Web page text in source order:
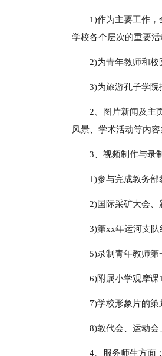
1)作为主要工作
学校各个层次的重要活
2)为青年教师和
3)为旅游孔子学院
2、图片新闻及主
风景、学术活动等内容
3、视频制作与录
1)参与完成教务部
2)国际采矿大会
3)第xx年运河支队
5)录制青年教师第
6)附属小学观摩课
7)学校形象片的策
8)教代会、运动会
4、服务师生方面